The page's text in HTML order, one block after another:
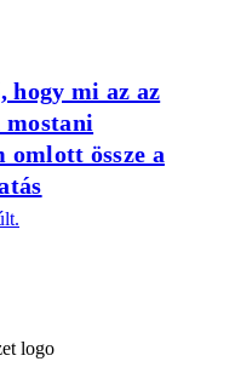
hogy mi az az
mostani
omlott össze a